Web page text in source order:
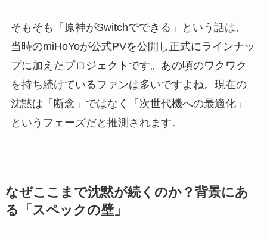
そもそも「原神がSwitchでできる」という話は、
当時のmiHoYoが公式PVを公開し正式にラインナッ
プに加えたプロジェクトです。あの頃のワクワク
を持ち続けているファンは多いですよね。現在の
沈黙は「断念」ではなく「次世代機への最適化」
というフェーズだと推測されます。
なぜここまで沈黙が続くのか？背景にあ
る「スペックの壁」